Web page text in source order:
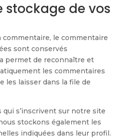
stockage de vos
commentaire, le commentaire
sont conservés
permet de reconnaître et
les commentaires
les laisser dans la file de
qui s’inscrivent sur notre site
stockons également les
indiquées dans leur profil.